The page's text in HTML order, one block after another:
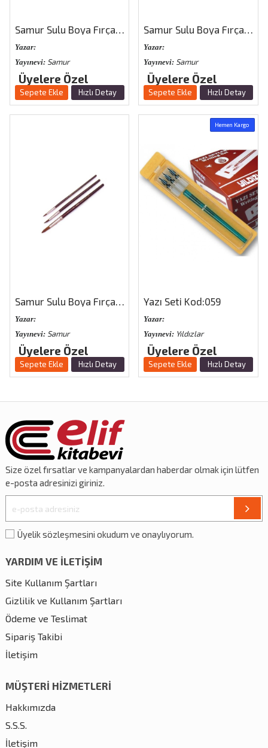
Samur Sulu Boya Fırçası No:5
Yazar:
Yayınevi:Samur
Üyelere Özel
Sepete Ekle Hızlı Detay
Samur Sulu Boya Fırçası No:10
Yazar:
Yayınevi:Samur
Üyelere Özel
Sepete Ekle Hızlı Detay
Samur Sulu Boya Fırçası No:3
Yazar:
Yayınevi:Samur
Üyelere Özel
Sepete Ekle Hızlı Detay
Hemen Kargo
Yazı Seti Kod:059
Yazar:
Yayınevi:Yıldızlar
Üyelere Özel
Sepete Ekle Hızlı Detay
Size özelfırsatlarve kampanyalardan haberdar olmak için lütfen
e-posta adresinizi giriniz.
Üyelik sözleşmesini okudum ve onaylıyorum.
YARDIM VE İLETİŞİM
Site Kullanım Şartları
Gizlilik ve Kullanım Şartları
Ödeme ve Teslimat
Sipariş Takibi
İletişim
MÜŞTERİ HİZMETLERİ
Hakkımızda
S.S.S.
İletişim